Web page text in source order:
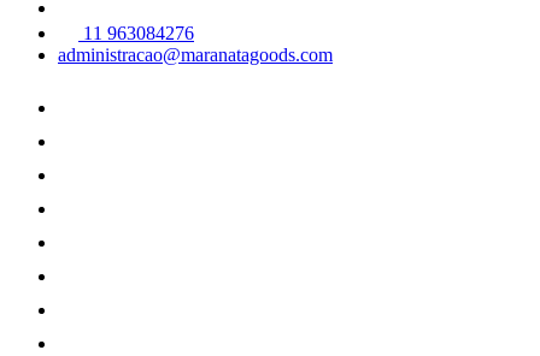
11 963084276
administracao@maranatagoods.com